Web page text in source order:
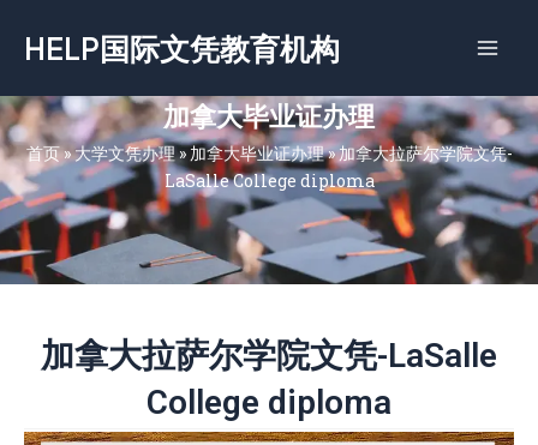
容
HELP国际文凭教育机构
加拿大毕业证办理
首页»大学文凭办理»加拿大毕业证办理»加拿大拉萨尔学院文凭-
LaSalle College diploma
加拿大拉萨尔学院文凭-LaSalle
College diploma